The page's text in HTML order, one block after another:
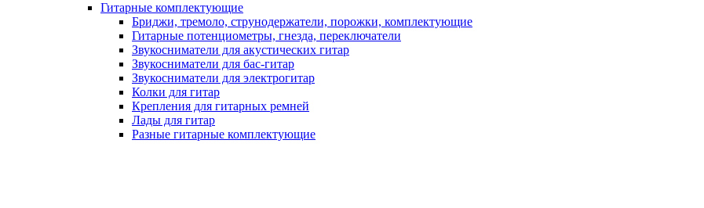
Гитарные комплектующие
Бриджи, тремоло, струнодержатели, порожки, комплектующие
Гитарные потенциометры, гнезда, переключатели
Звукосниматели для акустических гитар
Звукосниматели для бас-гитар
Звукосниматели для электрогитар
Колки для гитар
Крепления для гитарных ремней
Лады для гитар
Разные гитарные комплектующие